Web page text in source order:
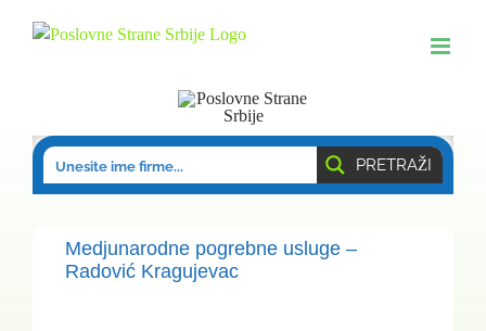
PRETRAŽI
Medjunarodne pogrebne usluge –
Radović Kragujevac